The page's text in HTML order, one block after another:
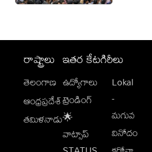
రాష్ట్రాలు
తెలంగాణ
ఆంధ్రప్రదేశ్
తమిళనాడు
ఇతర కేటగిరీలు
ఉద్యోగాలు
ట్రెండింగ్
🌟
వాట్సాప్
Lokal
-
మగువ
వినోదం